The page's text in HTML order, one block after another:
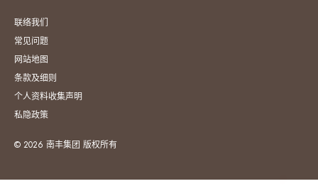
联络我们
常见问题
网站地图
条款及细则
个人资料收集声明
私隐政策
© 2026 南丰集团 版权所有